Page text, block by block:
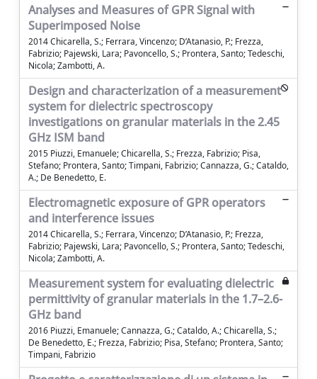
Analyses and Measures of GPR Signal with
Superimposed Noise
2014 Chicarella, S.; Ferrara, Vincenzo; D’Atanasio, P.; Frezza,
Fabrizio; Pajewski, Lara; Pavoncello, S.; Prontera, Santo; Tedeschi,
Nicola; Zambotti, A.
Design and characterization of a measurement
system for dielectric spectroscopy
investigations on granular materials in the 2.45
GHz ISM band
2015 Piuzzi, Emanuele; Chicarella, S.; Frezza, Fabrizio; Pisa,
Stefano; Prontera, Santo; Timpani, Fabrizio; Cannazza, G.; Cataldo,
A.; De Benedetto, E.
Electromagnetic exposure of GPR operators
and interference issues
2014 Chicarella, S.; Ferrara, Vincenzo; D’Atanasio, P.; Frezza,
Fabrizio; Pajewski, Lara; Pavoncello, S.; Prontera, Santo; Tedeschi,
Nicola; Zambotti, A.
Measurement system for evaluating dielectric
permittivity of granular materials in the 1.7–2.6-
GHz band
2016 Piuzzi, Emanuele; Cannazza, G.; Cataldo, A.; Chicarella, S.;
De Benedetto, E.; Frezza, Fabrizio; Pisa, Stefano; Prontera, Santo;
Timpani, Fabrizio